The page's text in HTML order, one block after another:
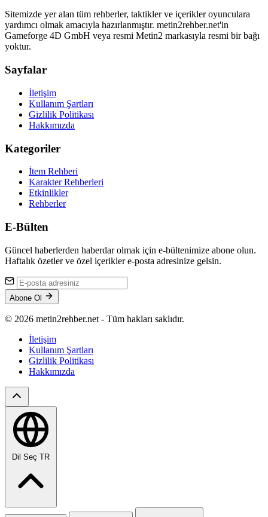
Sitemizde yer alan tüm rehberler, taktikler ve içerikler oyunculara
yardımcı olmak amacıyla hazırlanmıştır. metin2rehber.net'in
Gameforge 4D GmbH veya resmi Metin2 markasıyla resmi bir bağı
yoktur.
Sayfalar
İletişim
Kullanım Şartları
Gizlilik Politikası
Hakkımızda
Kategoriler
İtem Rehberi
Karakter Rehberleri
Etkinlikler
Rehberler
E-Bülten
Güncel haberlerden haberdar olmak için e-bültenimize abone olun.
Haftalık özetler ve özel içerikler e-posta adresinize gelsin.
Abone Ol
© 2026 metin2rehber.net - Tüm hakları saklıdır.
İletişim
Kullanım Şartları
Gizlilik Politikası
Hakkımızda
Dil Seç TR